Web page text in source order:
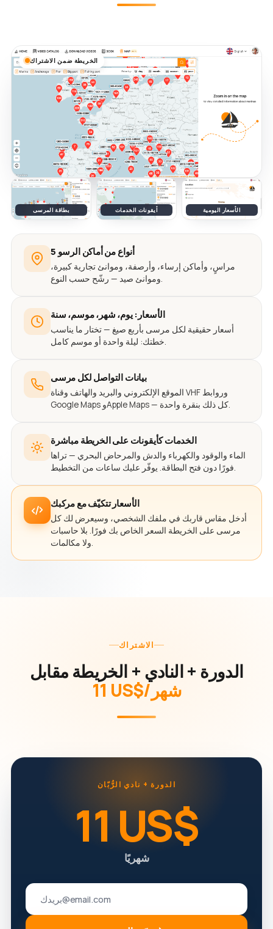
الخريطة ضمن الاشتراك
بطاقة المرسى أيقونات الخدمات الأسعار اليومية
5 أنواع من أماكن الرسو
مراسٍ، وأماكن إرساء، وأرصفة، وموانئ تجارية كبيرة،
وموانئ صيد — رشّح حسب النوع.
الأسعار: يوم، شهر، موسم، سنة
أسعار حقيقية لكل مرسى بأربع صيغ — تختار ما يناسب
خطتك: ليلة واحدة أو موسم كامل.
بيانات التواصل لكل مرسى
الموقع الإلكتروني والبريد والهاتف وقناة VHF وروابط
Google Maps وApple Maps — كل ذلك بنقرة واحدة.
الخدمات كأيقونات على الخريطة مباشرة
الماء والوقود والكهرباء والدش والمرحاض البحري — تراها
فورًا دون فتح البطاقة. يوفّر عليك ساعات من التخطيط.
الأسعار تتكيّف مع مركبك
أدخل مقاس قاربك في ملفك الشخصي، وسيعرض لك كل
مرسى على الخريطة السعر الخاص بك فورًا. بلا حاسبات
ولا مكالمات.
الاشتراك
الدورة + النادي + الخريطة مقابل
‏11 US$/شهر
الدورة + نادي الرُّبّان
‏11 US$
شهريًا